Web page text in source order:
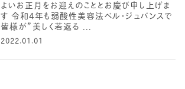
よいお正月をお迎えのこととお慶び申し上げま
す 令和4年も弱酸性美容法ベル・ジュバンスで
皆様が”美しく若返る ...
2022.01.01